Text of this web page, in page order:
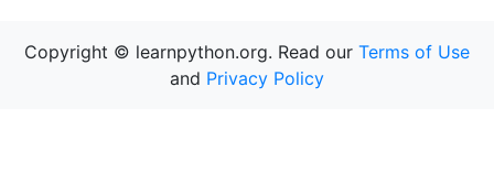
Copyright © learnpython.org. Read our Terms of Use
and Privacy Policy